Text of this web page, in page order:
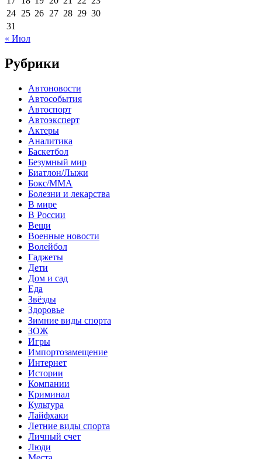
24 25 26 27 28 29 30
31
« Июл
Рубрики
Автоновости
Автособытия
Автоспорт
Автоэксперт
Актеры
Аналитика
Баскетбол
Безумный мир
Биатлон/Лыжи
Бокс/MMA
Болезни и лекарства
В мире
В России
Вещи
Военные новости
Волейбол
Гаджеты
Дети
Дом и сад
Еда
Звёзды
Здоровье
Зимние виды спорта
ЗОЖ
Игры
Импортозамещение
Интернет
Истории
Компании
Криминал
Культура
Лайфхаки
Летние виды спорта
Личный счет
Люди